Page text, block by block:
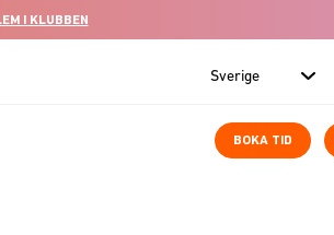
I KLUBBEN
BOKA TID